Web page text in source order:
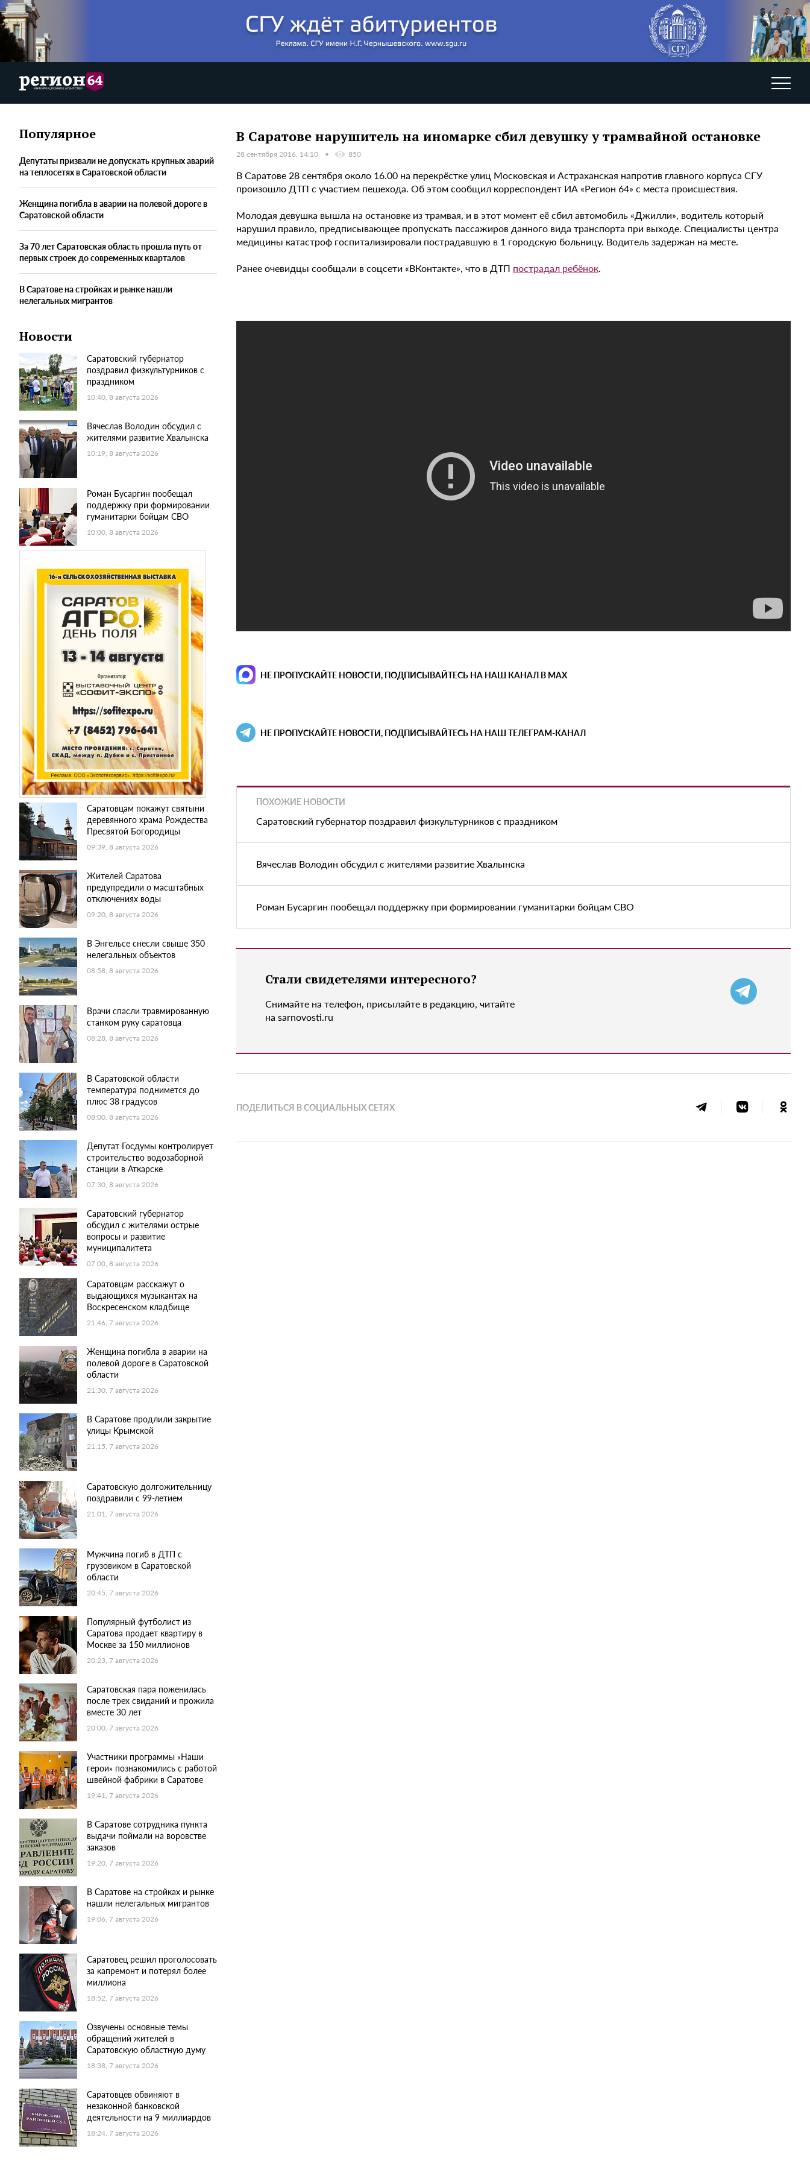
Популярное
Депутаты призвали не допускать крупных аварий
на теплосетях в Саратовской области
Женщина погибла в аварии на полевой дороге в
Саратовской области
За 70 лет Саратовская область прошла путь от
первых строек до современных кварталов
В Саратове на стройках и рынке нашли
нелегальных мигрантов
Новости
Саратовский губернатор
поздравил физкультурников с
праздником
10:40, 8 августа 2026
Вячеслав Володин обсудил с
жителями развитие Хвалынска
10:19, 8 августа 2026
Роман Бусаргин пообещал
поддержку при формировании
гуманитарки бойцам СВО
10:00, 8 августа 2026
Саратовцам покажут святыни
деревянного храма Рождества
Пресвятой Богородицы
09:39, 8 августа 2026
Жителей Саратова
предупредили о масштабных
отключениях воды
09:20, 8 августа 2026
В Энгельсе снесли свыше 350
нелегальных объектов
08:58, 8 августа 2026
Врачи спасли травмированную
станком руку саратовца
08:28, 8 августа 2026
В Саратовской области
температура поднимется до
плюс 38 градусов
08:00, 8 августа 2026
Депутат Госдумы контролирует
строительство водозаборной
станции в Аткарске
07:30, 8 августа 2026
Саратовский губернатор
обсудил с жителями острые
вопросы и развитие
муниципалитета
07:00, 8 августа 2026
Саратовцам расскажут о
выдающихся музыкантах на
Воскресенском кладбище
21:46, 7 августа 2026
Женщина погибла в аварии на
полевой дороге в Саратовской
области
21:30, 7 августа 2026
В Саратове продлили закрытие
улицы Крымской
21:15, 7 августа 2026
Саратовскую долгожительницу
поздравили с 99-летием
21:01, 7 августа 2026
Мужчина погиб в ДТП с
грузовиком в Саратовской
области
20:45, 7 августа 2026
Популярный футболист из
Саратова продает квартиру в
Москве за 150 миллионов
20:23, 7 августа 2026
Саратовская пара поженилась
после трех свиданий и прожила
вместе 30 лет
20:00, 7 августа 2026
Участники программы «Наши
герои» познакомились с работой
швейной фабрики в Саратове
19:41, 7 августа 2026
В Саратове сотрудника пункта
выдачи поймали на воровстве
заказов
19:20, 7 августа 2026
В Саратове на стройках и рынке
нашли нелегальных мигрантов
19:06, 7 августа 2026
Саратовец решил проголосовать
за капремонт и потерял более
миллиона
18:52, 7 августа 2026
Озвучены основные темы
обращений жителей в
Саратовскую областную думу
18:38, 7 августа 2026
Саратовцев обвиняют в
незаконной банковской
деятельности на 9 миллиардов
18:24, 7 августа 2026
В Саратове нарушитель на иномарке сбил девушку у трамвайной остановке
28 сентября 2016, 14:10 850
В Саратове 28 сентября около 16.00 на перекрёстке улиц Московская и Астраханская напротив главного корпуса СГУ
произошло ДТП с участием пешехода. Об этом сообщил корреспондент ИА «Регион 64» с места происшествия.
Молодая девушка вышла на остановке из трамвая, и в этот момент её сбил автомобиль «Джилли», водитель который
нарушил правило, предписывающее пропускать пассажиров данного вида транспорта при выходе. Специалисты центра
медицины катастроф госпитализировали пострадавшую в 1 городскую больницу. Водитель задержан на месте.
Ранее очевидцы сообщали в соцсети «ВКонтакте», что в ДТП пострадал ребёнок.
НЕ ПРОПУСКАЙТЕ НОВОСТИ, ПОДПИСЫВАЙТЕСЬ НА НАШ КАНАЛ В MAX
НЕ ПРОПУСКАЙТЕ НОВОСТИ, ПОДПИСЫВАЙТЕСЬ НА НАШ ТЕЛЕГРАМ-КАНАЛ
ПОХОЖИЕ НОВОСТИ
Саратовский губернатор поздравил физкультурников с праздником
Вячеслав Володин обсудил с жителями развитие Хвалынска
Роман Бусаргин пообещал поддержку при формировании гуманитарки бойцам СВО
Стали свидетелями интересного?
Снимайте на телефон, присылайте в редакцию, читайте
на sarnovosti.ru
ПОДЕЛИТЬСЯ В СОЦИАЛЬНЫХ СЕТЯХ